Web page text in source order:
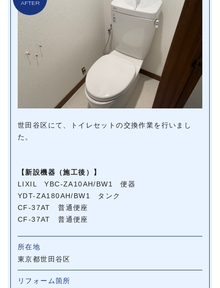
AFTER
世田谷区にて、トイレセットの交換作業を行いまし
た。
【新設機器（施工後）】
LIXIL YBC-ZA10AH/BW1 便器
YDT-ZA180AH/BW1 タンク
CF-37AT 普通便座
CF-37AT 普通便座
所在地
東京都世田谷区
リフォーム箇所